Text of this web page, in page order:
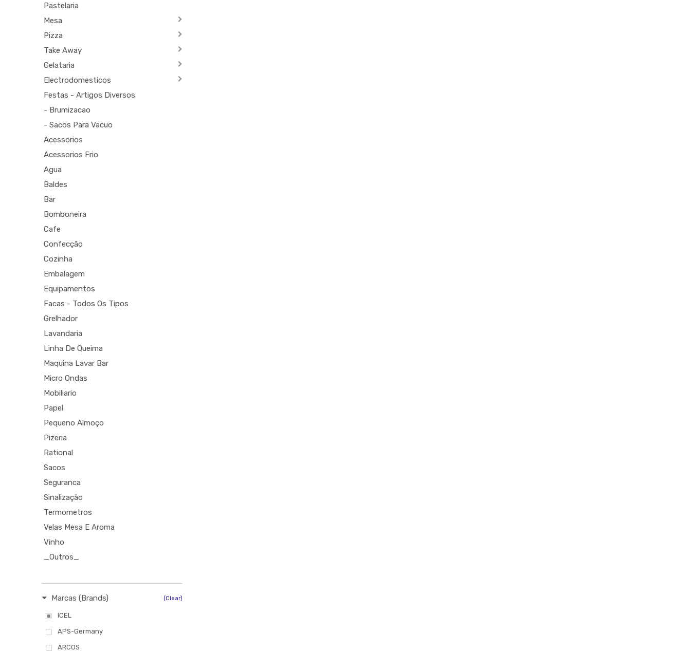
Pastelaria
Mesa
Pizza
Take Away
Gelataria
Electrodomesticos
Festas - Artigos Diversos
- Brumizacao
- Sacos Para Vacuo
Acessorios
Acessorios Frio
Agua
Baldes
Bar
Bomboneira
Cafe
Confecção
Cozinha
Embalagem
Equipamentos
Facas - Todos Os Tipos
Grelhador
Lavandaria
Linha De Queima
Maquina Lavar Bar
Micro Ondas
Mobiliario
Papel
Pequeno Almoço
Pizeria
Rational
Sacos
Seguranca
Sinalização
Termometros
Velas Mesa E Aroma
Vinho
_Outros_
Marcas (Brands) (Clear)
ICEL
APS-Germany
ARCOS